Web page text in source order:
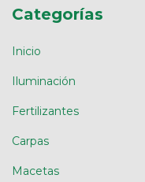
Categorías
Inicio
Iluminación
Fertilizantes
Carpas
Macetas